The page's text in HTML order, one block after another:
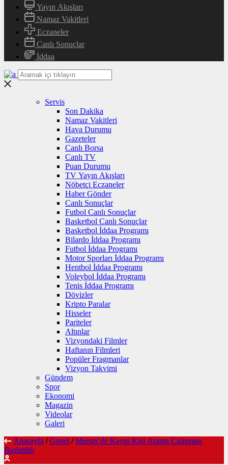
Yayın Akışları
Namaz Vakitleri
Eczaneler
Canlı Sonuçlar
İddaa
Servis
Son Dakika
Namaz Vakitleri
Hava Durumu
Gazeteler
Canlı Borsa
Canlı TV
Puan Durumu
TV Yayın Akışları
Nöbetçi Eczaneler
Haber Gönder
Canlı Sonuçlar
Futbol Canlı Sonuçlar
Basketbol Canlı Sonuçlar
Basketbol İddaa Programı
Bilardo İddaa Programı
Futbol İddaa Programı
Motor Sporları İddaa Programı
Hentbol İddaa Programı
Voleybol İddaa Programı
Tenis İddaa Programı
Dövizler
Kripto Paralar
Hisseler
Pariteler
Altınlar
Vizyondaki Filmler
Haftanın Filmleri
Popüler Fragmanlar
Vizyon Takvimi
Gündem
Spor
Ekonomi
Magazin
Videolar
Galeri
Anasayfa / Genel / Mersin’de Kayıp Kişi Arama Çalışması
Başlatıldı